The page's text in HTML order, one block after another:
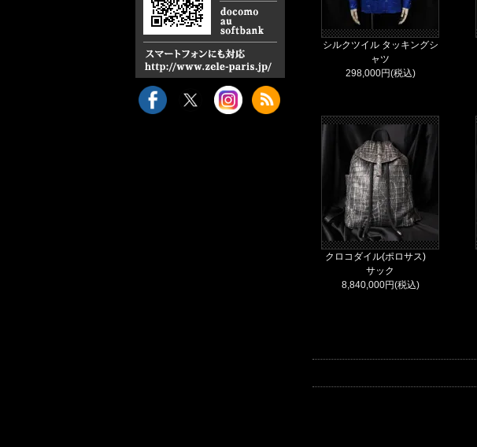
シルクツイル タッキングシ
ャツ
298,000円(税込)
クロコダイル(ポロサス)
サック
8,840,000円(税込)